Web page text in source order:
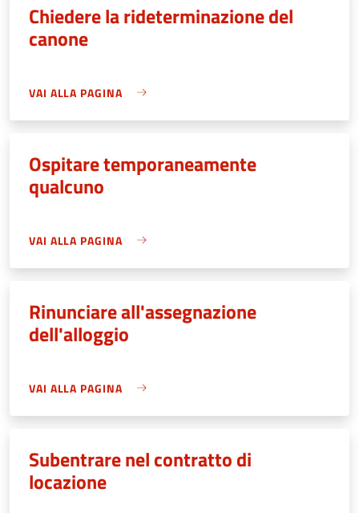
Chiedere la rideterminazione del
canone
VAI ALLA PAGINA
Ospitare temporaneamente
qualcuno
VAI ALLA PAGINA
Rinunciare all'assegnazione
dell'alloggio
VAI ALLA PAGINA
Subentrare nel contratto di
locazione